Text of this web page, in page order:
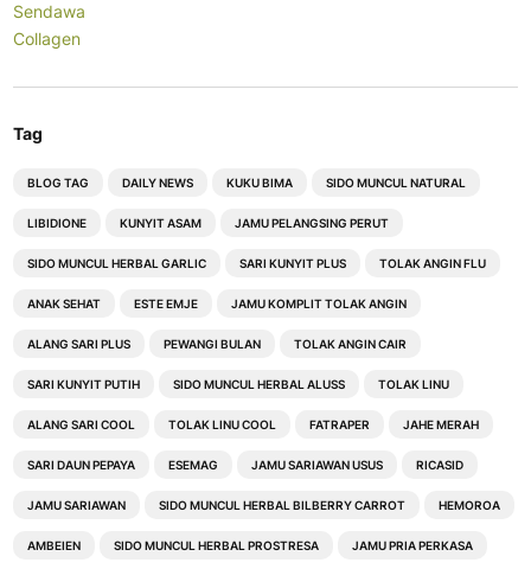
Sendawa
Collagen
Tag
BLOG TAG DAILY NEWS KUKU BIMA SIDO MUNCUL NATURAL
LIBIDIONE KUNYIT ASAM JAMU PELANGSING PERUT
SIDO MUNCUL HERBAL GARLIC SARI KUNYIT PLUS TOLAK ANGIN FLU
ANAK SEHAT ESTE EMJE JAMU KOMPLIT TOLAK ANGIN
ALANG SARI PLUS PEWANGI BULAN TOLAK ANGIN CAIR
SARI KUNYIT PUTIH SIDO MUNCUL HERBAL ALUSS TOLAK LINU
ALANG SARI COOL TOLAK LINU COOL FATRAPER JAHE MERAH
SARI DAUN PEPAYA ESEMAG JAMU SARIAWAN USUS RICASID
JAMU SARIAWAN SIDO MUNCUL HERBAL BILBERRY CARROT HEMOROA
AMBEIEN SIDO MUNCUL HERBAL PROSTRESA JAMU PRIA PERKASA